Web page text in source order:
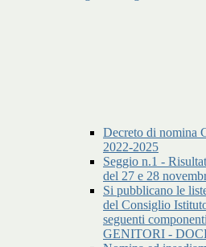
Decreto di nomina
2022-2025
Seggio n.1 -
del 27 e 28
Si pubblicano le
del Consiglio
seguenti
GENITORI -